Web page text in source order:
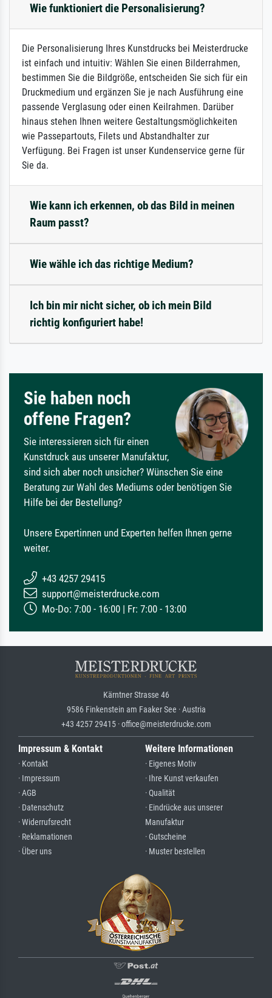
Wie funktioniert die Personalisierung?
Die Personalisierung Ihres Kunstdrucks bei Meisterdrucke
ist einfach und intuitiv: Wählen Sie einen Bilderrahmen,
bestimmen Sie die Bildgröße, entscheiden Sie sich für ein
Druckmedium und ergänzen Sie je nach Ausführung eine
passende Verglasung oder einen Keilrahmen. Darüber
hinaus stehen Ihnen weitere Gestaltungsmöglichkeiten
wie Passepartouts, Filets und Abstandhalter zur
Verfügung. Bei Fragen ist unser Kundenservice gerne für
Sie da.
Wie kann ich erkennen, ob das Bild in meinen
Raum passt?
Wie wähle ich das richtige Medium?
Ich bin mir nicht sicher, ob ich mein Bild
richtig konfiguriert habe!
Sie haben noch
offene Fragen?
Sie interessieren sich für einen
Kunstdruck aus unserer Manufaktur,
sind sich aber noch unsicher? Wünschen Sie eine
Beratung zur Wahl des Mediums oder benötigen Sie
Hilfe bei der Bestellung?
Unsere Expertinnen und Experten helfen Ihnen gerne
weiter.
+43 4257 29415
support@meisterdrucke.com
Mo-Do: 7:00 - 16:00 | Fr: 7:00 - 13:00
Kärntner Strasse 46
9586 Finkenstein am Faaker See · Austria
+43 4257 29415 · office@meisterdrucke.com
Impressum & Kontakt
· Kontakt
· Impressum
· AGB
· Datenschutz
· Widerrufsrecht
· Reklamationen
· Über uns
Weitere Informationen
· Eigenes Motiv
· Ihre Kunst verkaufen
· Qualität
· Eindrücke aus unserer
Manufaktur
· Gutscheine
· Muster bestellen